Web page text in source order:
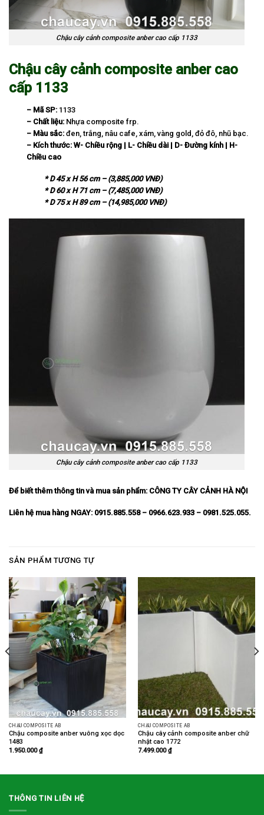
Chậu cây cảnh composite anber cao cấp 1133
Chậu cây cảnh composite anber cao
cấp 1133
– Mã SP: 1133
– Chất liệu: Nhựa composite frp.
– Màu sắc: đen, trắng, nâu cafe, xám, vàng gold, đỏ đô, nhũ bạc.
– Kích thước: W- Chiều rộng | L- Chiều d ài | D- Đường kính | H-
Chiều cao
* D 45 x H 56 cm – (3,885,000 VNĐ)
* D 60 x H 71 cm – (7,485,000 VNĐ)
* D 75 x H 89 cm – (14,985,000 VNĐ)
Chậu cây cảnh composite anber cao cấp 1133
Để biết thêm thông tin và mua sản phẩm: CÔNG TY CÂY CẢNH HÀ NỘI
Liên hệ mua hàng NGAY: 0915.885.558 – 0966.623.933 – 0981.525.055.
SẢN PHẨM TƯƠNG TỰ
CHẬU COMPOSITE AB
Chậu composite anber vuông xọc dọc
1483
1.950.000₫
CHẬU COMPOSITE AB
Chậu cây cảnh composite anber chữ
nhật cao 1772
7.499.000₫
THÔNG TIN LIÊN HỆ